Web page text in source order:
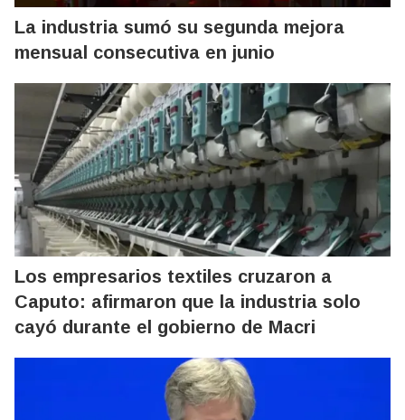
La industria sumó su segunda mejora
mensual consecutiva en junio
Los empresarios textiles cruzaron a
Caputo: afirmaron que la industria solo
cayó durante el gobierno de Macri